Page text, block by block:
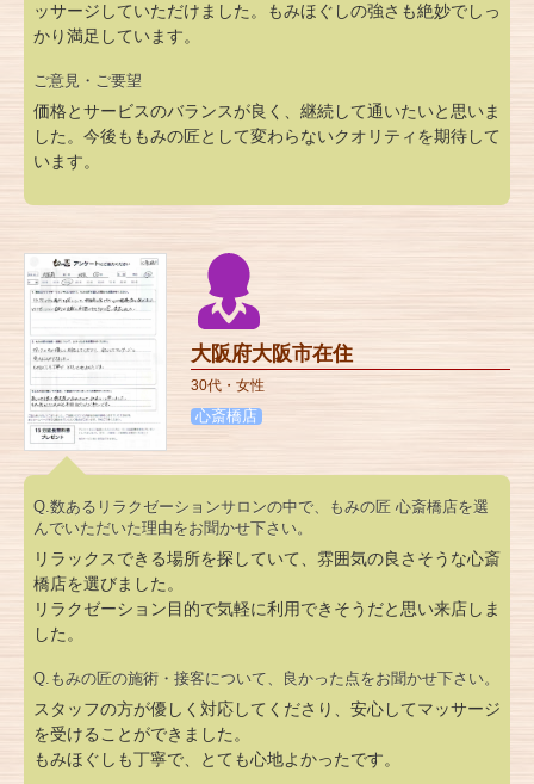
ッサージしていただけました。もみほぐしの強さも絶妙でしっ
かり満足しています。
ご意見・ご要望
価格とサービスのバランスが良く、継続して通いたいと思いま
した。今後ももみの匠として変わらないクオリティを期待して
います。
大阪府大阪市在住
30代・女性
心斎橋店
Q.数あるリラクゼーションサロンの中で、もみの匠 心斎橋店を選
んでいただいた理由をお聞かせ下さい。
リラックスできる場所を探していて、雰囲気の良さそうな心斎
橋店を選びました。
リラクゼーション目的で気軽に利用できそうだと思い来店しま
した。
Q.もみの匠の施術・接客について、良かった点をお聞かせ下さい。
スタッフの方が優しく対応してくださり、安心してマッサージ
を受けることができました。
もみほぐしも丁寧で、とても心地よかったです。